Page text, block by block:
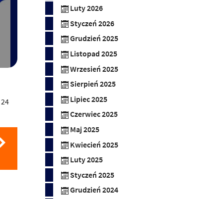
24
Luty 2026
Styczeń 2026
Grudzień 2025
Listopad 2025
Wrzesień 2025
Sierpień 2025
Lipiec 2025
Czerwiec 2025
Maj 2025
Kwiecień 2025
Luty 2025
Styczeń 2025
Grudzień 2024